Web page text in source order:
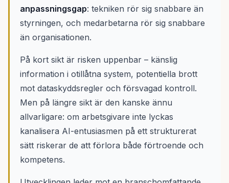
anpassningsgap: tekniken rör sig snabbare än
styrningen, och medarbetarna rör sig snabbare
än organisationen.
På kort sikt är risken uppenbar – känslig
information i otillåtna system, potentiella brott
mot dataskyddsregler och försvagad kontroll.
Men på längre sikt är den kanske ännu
allvarligare: om arbetsgivare inte lyckas
kanalisera AI-entusiasmen på ett strukturerat
sätt riskerar de att förlora både förtroende och
kompetens.